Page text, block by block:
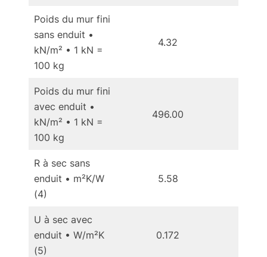
Poids du mur fini
sans enduit •
kN/m² • 1 kN =
100 kg
4.32
Poids du mur fini
avec enduit •
kN/m² • 1 kN =
100 kg
496.00
R à sec sans
enduit • m²K/W
(4)
5.58
U à sec avec
enduit • W/m²K
(5)
0.172